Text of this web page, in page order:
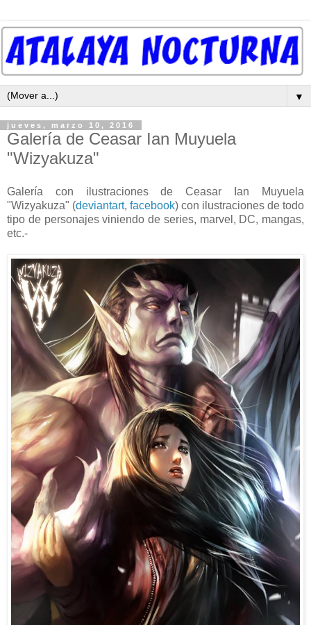
▼
jueves, marzo 10, 2016
Galería de Ceasar Ian Muyuela
"Wizyakuza"
Galería con ilustraciones de Ceasar Ian Muyuela
"Wizyakuza" (deviantart, facebook) con ilustraciones de todo
tipo de personajes viniendo de series, marvel, DC, mangas,
etc.-